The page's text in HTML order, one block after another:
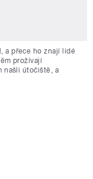
a přece ho znají lidé
prožívají
našli útočiště, a